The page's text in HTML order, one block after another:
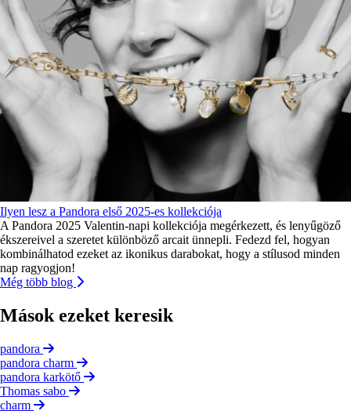
Ilyen lesz a Pandora első 2025-es kollekciója
A Pandora 2025 Valentin-napi kollekciója megérkezett, és lenyűgöző
ékszereivel a szeretet különböző arcait ünnepli. Fedezd fel, hogyan
kombinálhatod ezeket az ikonikus darabokat, hogy a stílusod minden
nap ragyogjon!
Még több blog
Mások ezeket keresik
pandora
pandora charm
pandora karkötő
Thomas sabo
charm